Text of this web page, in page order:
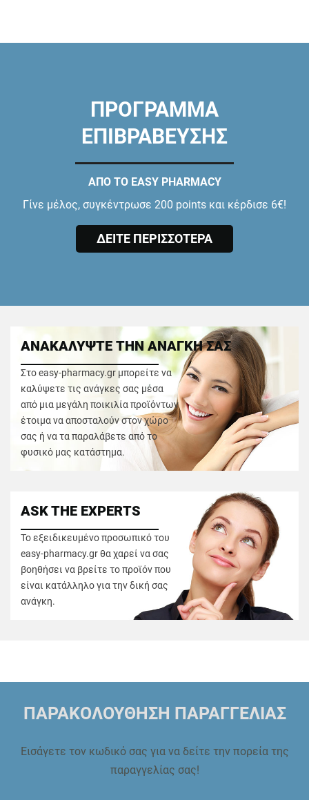
ΠΡΟΓΡΑΜΜΑ
ΕΠΙΒΡΑΒΕΥΣΗΣ
ΑΠΟ ΤΟ EASY PHARMACY
Γίνε μέλος, συγκέντρωσε 200 points και κέρδισε 6€!
ΔΕΙΤΕ ΠΕΡΙΣΣΟΤΕΡΑ
ΑΝΑΚΑΛΥΨΤΕ ΤΗΝ ΑΝΑΓΚΗ ΣΑΣ
Στο easy-pharmacy.gr μπορείτε να
καλύψετε τις ανάγκες σας μέσα
από μια μεγάλη ποικιλία προϊόντων
έτοιμα να αποσταλούν στον χώρο
σας ή να τα παραλάβετε από το
φυσικό μας κατάστημα.
ASK THE EXPERTS
Το εξειδικευμένο προσωπικό του
easy-pharmacy.gr θα χαρεί να σας
βοηθήσει να βρείτε το προϊόν που
είναι κατάλληλο για την δική σας
ανάγκη.
ΠΑΡΑΚΟΛΟΥΘΗΣΗ ΠΑΡΑΓΓΕΛΙΑΣ
Εισάγετε τον κωδικό σας για να δείτε την πορεία της
παραγγελίας σας!